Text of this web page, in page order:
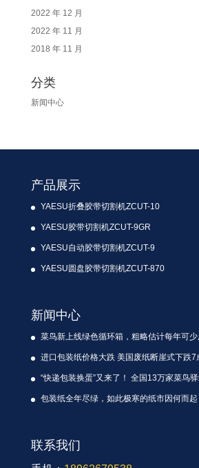
2022 年 12 月
2022 年 11 月
2018 年 11 月
分类
新闻中心
产品展示
YAESU折叠胶带切割机ZCUT-10
YAESU胶带切割机ZCUT-9GR
YAESU自动胶带切割机ZCUT-9
YAESU圆盘胶带切割机ZCUT-870
新闻中心
菜鸟新上线绿色循环箱，粗略估计每年可
进口包装纸价格大跌 美国废纸断崖式下跌7
“快递包装换蛋”又来了！ 全国13万家菜鸟
包装纸全年尽绿，如此极寒的纸市因何而起
联系我们